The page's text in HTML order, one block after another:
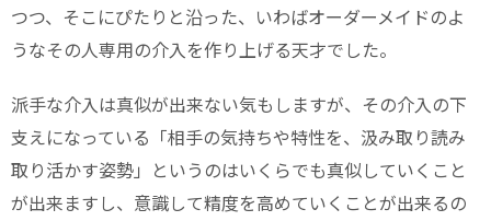
つつ、そこにぴたりと沿った、いわばオーダーメイドのよ
うなその人専用の介入を作り上げる天才でした。
派手な介入は真似が出来ない気もしますが、その介入の下
支えになっている「相手の気持ちや特性を、汲み取り読み
取り活かす姿勢」というのはいくらでも真似していくこと
が出来ますし、意識して精度を高めていくことが出来るの